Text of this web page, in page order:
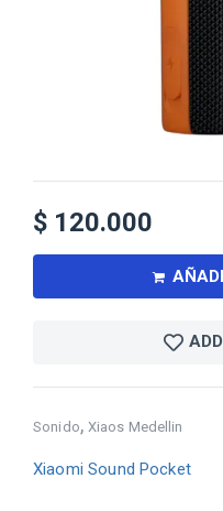
Sonido, Xiaos Medellin
Xiaomi Sound Pocket
$ 120.000